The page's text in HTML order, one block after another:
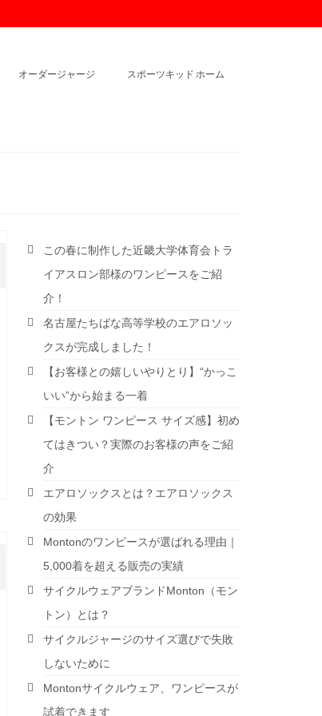
オーダージャージ スポーツキッド ホーム
この春に制作した近畿大学体育会トラ
イアスロン部様のワンピースをご紹
介！
名古屋たちばな高等学校のエアロソッ
クスが完成しました！
【お客様との嬉しいやりとり】“かっこ
いい”から始まる一着
【モントン ワンピース サイズ感】初め
てはきつい？実際のお客様の声をご紹
介
エアロソックスとは？エアロソックス
の効果
Montonのワンピースが選ばれる理由｜
5,000着を超える販売の実績
サイクルウェアブランドMonton（モン
トン）とは？
サイクルジャージのサイズ選びで失敗
しないために
Montonサイクルウェア、ワンピースが
試着できます